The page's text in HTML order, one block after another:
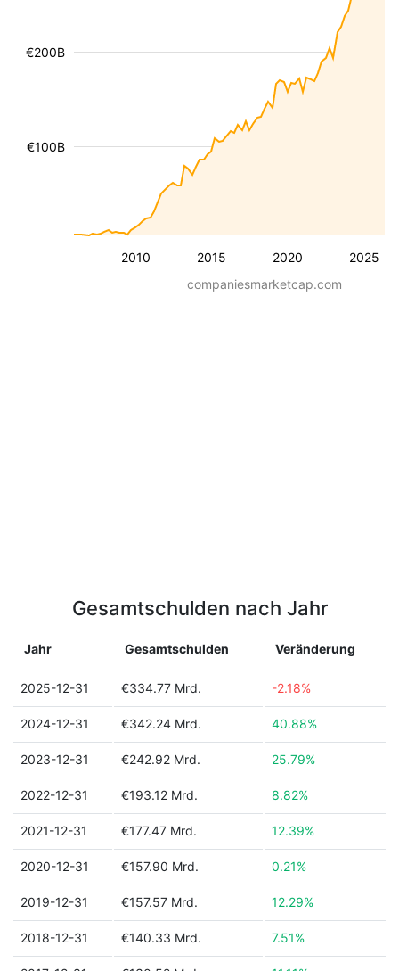
2010 2015 2020 2025
€100B
€200B
companiesmarketcap.com
Gesamtschulden nach Jahr
Jahr Gesamtschulden Veränderung
2025-12-31 €334.77 Mrd. -2.18%
2024-12-31 €342.24 Mrd. 40.88%
2023-12-31 €242.92 Mrd. 25.79%
2022-12-31 €193.12 Mrd. 8.82%
2021-12-31 €177.47 Mrd. 12.39%
2020-12-31 €157.90 Mrd. 0.21%
2019-12-31 €157.57 Mrd. 12.29%
2018-12-31 €140.33 Mrd. 7.51%